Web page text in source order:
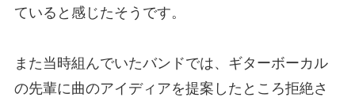
ていると感じたそうです。
また当時組んでいたバンドでは、ギターボーカル
の先輩に曲のアイディアを提案したところ拒絶さ